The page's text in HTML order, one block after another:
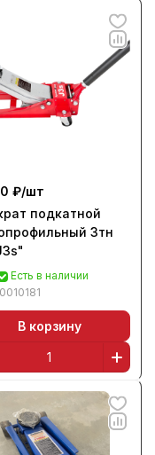
₽/шт
подкатной
3тн
Есть в наличии
В корзину